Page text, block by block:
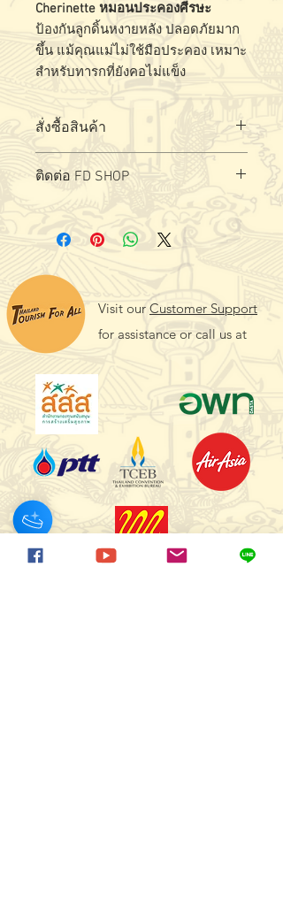
Cherinette หมอนประคองศีรษะ
ป้องกันลูกดิ้นหงายหลัง ปลอดภัยมาก
ขึ้น แม้คุณแม่ไม่ใช้มือประคอง เหมาะ
สำหรับทารกที่ยังคอไม่แข็ง
สั่งซื้อสินค้า
ลิงค์
ติดต่อ FD SHOP
Visit our Customer Support
for assistance or call us at